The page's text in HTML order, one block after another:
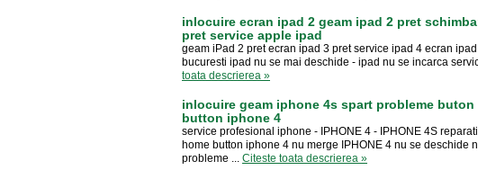
inlocuire ecran ipad 2 geam ipad 2 pret
pret service apple ipad
geam iPad 2 pret ecran ipad 3 pret service ipad 4 ecran
bucuresti ipad nu se mai deschide - ipad nu se incarca
toata descrierea »
inlocuire geam iphone 4s spart probleme
button iphone 4
service profesional iphone - IPHONE 4 - IPHONE 4S
home button iphone 4 nu merge IPHONE 4 nu se deschide
probleme ... Citeste toata descrierea »